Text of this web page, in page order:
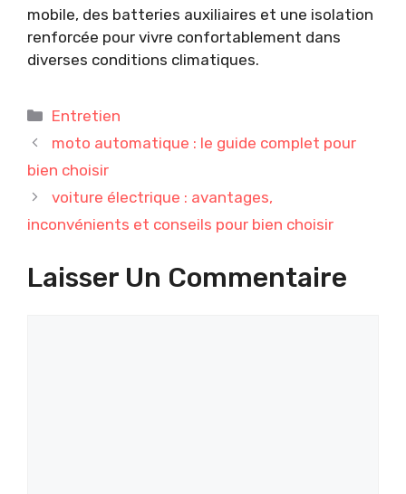
mobile, des batteries auxiliaires et une isolation
renforcée pour vivre confortablement dans
diverses conditions climatiques.
Catégories
Entretien
moto automatique : le guide complet pour
bien choisir
voiture électrique : avantages,
inconvénients et conseils pour bien choisir
Laisser Un Commentaire